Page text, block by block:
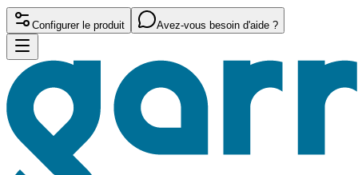
Configurer le produit Avez-vous besoin d'aide ?